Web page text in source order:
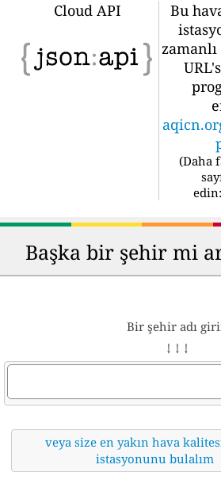
Cloud API
Bu
(Daha
edin:
Başka bir şehir mi
Bir şehir adı
↓ ↓ ↓
veya size en yakın hava
istasyonunu bulalım